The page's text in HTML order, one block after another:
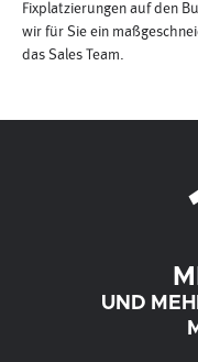
Fixplatzierungen auf den
wir für Sie ein
das Sales Team.
UND